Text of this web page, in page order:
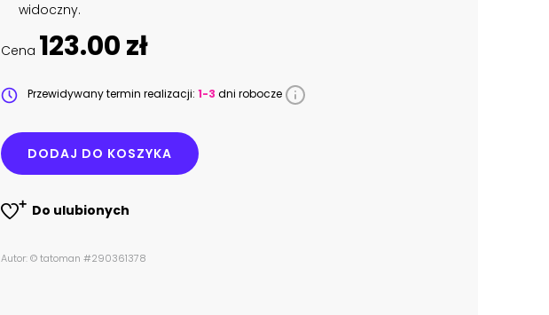
widoczny.
Cena 123.00 zł
Przewidywany termin realizacji: 1-3 dni robocze
DODAJ DO KOSZYKA
Do ulubionych
Autor: © tatoman #290361378